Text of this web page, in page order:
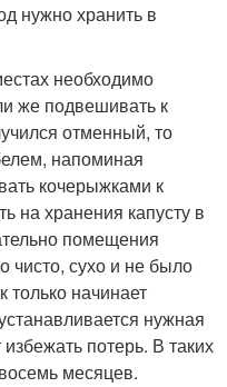
нужно хранить в
необходимо
же подвешивать к
отменный, то
напоминая
кочерыжками к
на хранения капусту в
помещения
чисто, сухо и не было
только начинает
нужная
потерь. В таких
месяцев.